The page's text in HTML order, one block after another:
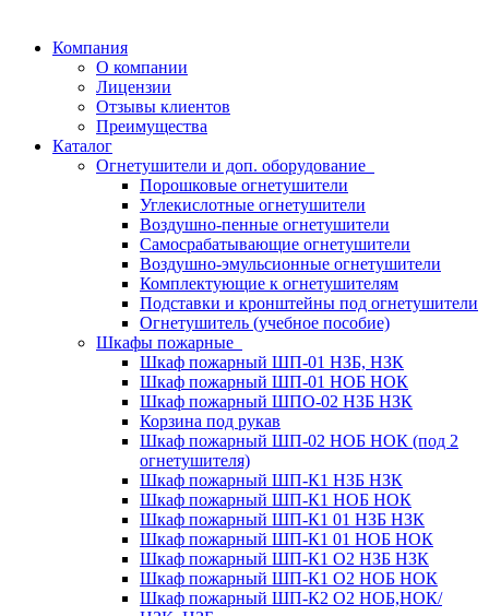
Компания
О компании
Лицензии
Отзывы клиентов
Преимущества
Каталог
Огнетушители и доп. оборудование
Порошковые огнетушители
Углекислотные огнетушители
Воздушно-пенные огнетушители
Самосрабатывающие огнетушители
Воздушно-эмульсионные огнетушители
Комплектующие к огнетушителям
Подставки и кронштейны под огнетушители
Огнетушитель (учебное пособие)
Шкафы пожарные
Шкаф пожарный ШП-01 НЗБ, НЗК
Шкаф пожарный ШП-01 НОБ НОК
Шкаф пожарный ШПО-02 НЗБ НЗК
Корзина под рукав
Шкаф пожарный ШП-02 НОБ НОК (под 2
огнетушителя)
Шкаф пожарный ШП-К1 НЗБ НЗК
Шкаф пожарный ШП-К1 НОБ НОК
Шкаф пожарный ШП-К1 01 НЗБ НЗК
Шкаф пожарный ШП-К1 01 НОБ НОК
Шкаф пожарный ШП-К1 О2 НЗБ НЗК
Шкаф пожарный ШП-К1 О2 НОБ НОК
Шкаф пожарный ШП-К2 О2 НОБ,НОК/